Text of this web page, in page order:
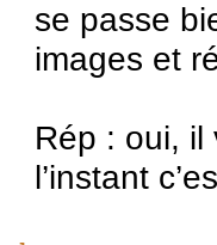
se passe
images et
Rép : oui, il
l’instant